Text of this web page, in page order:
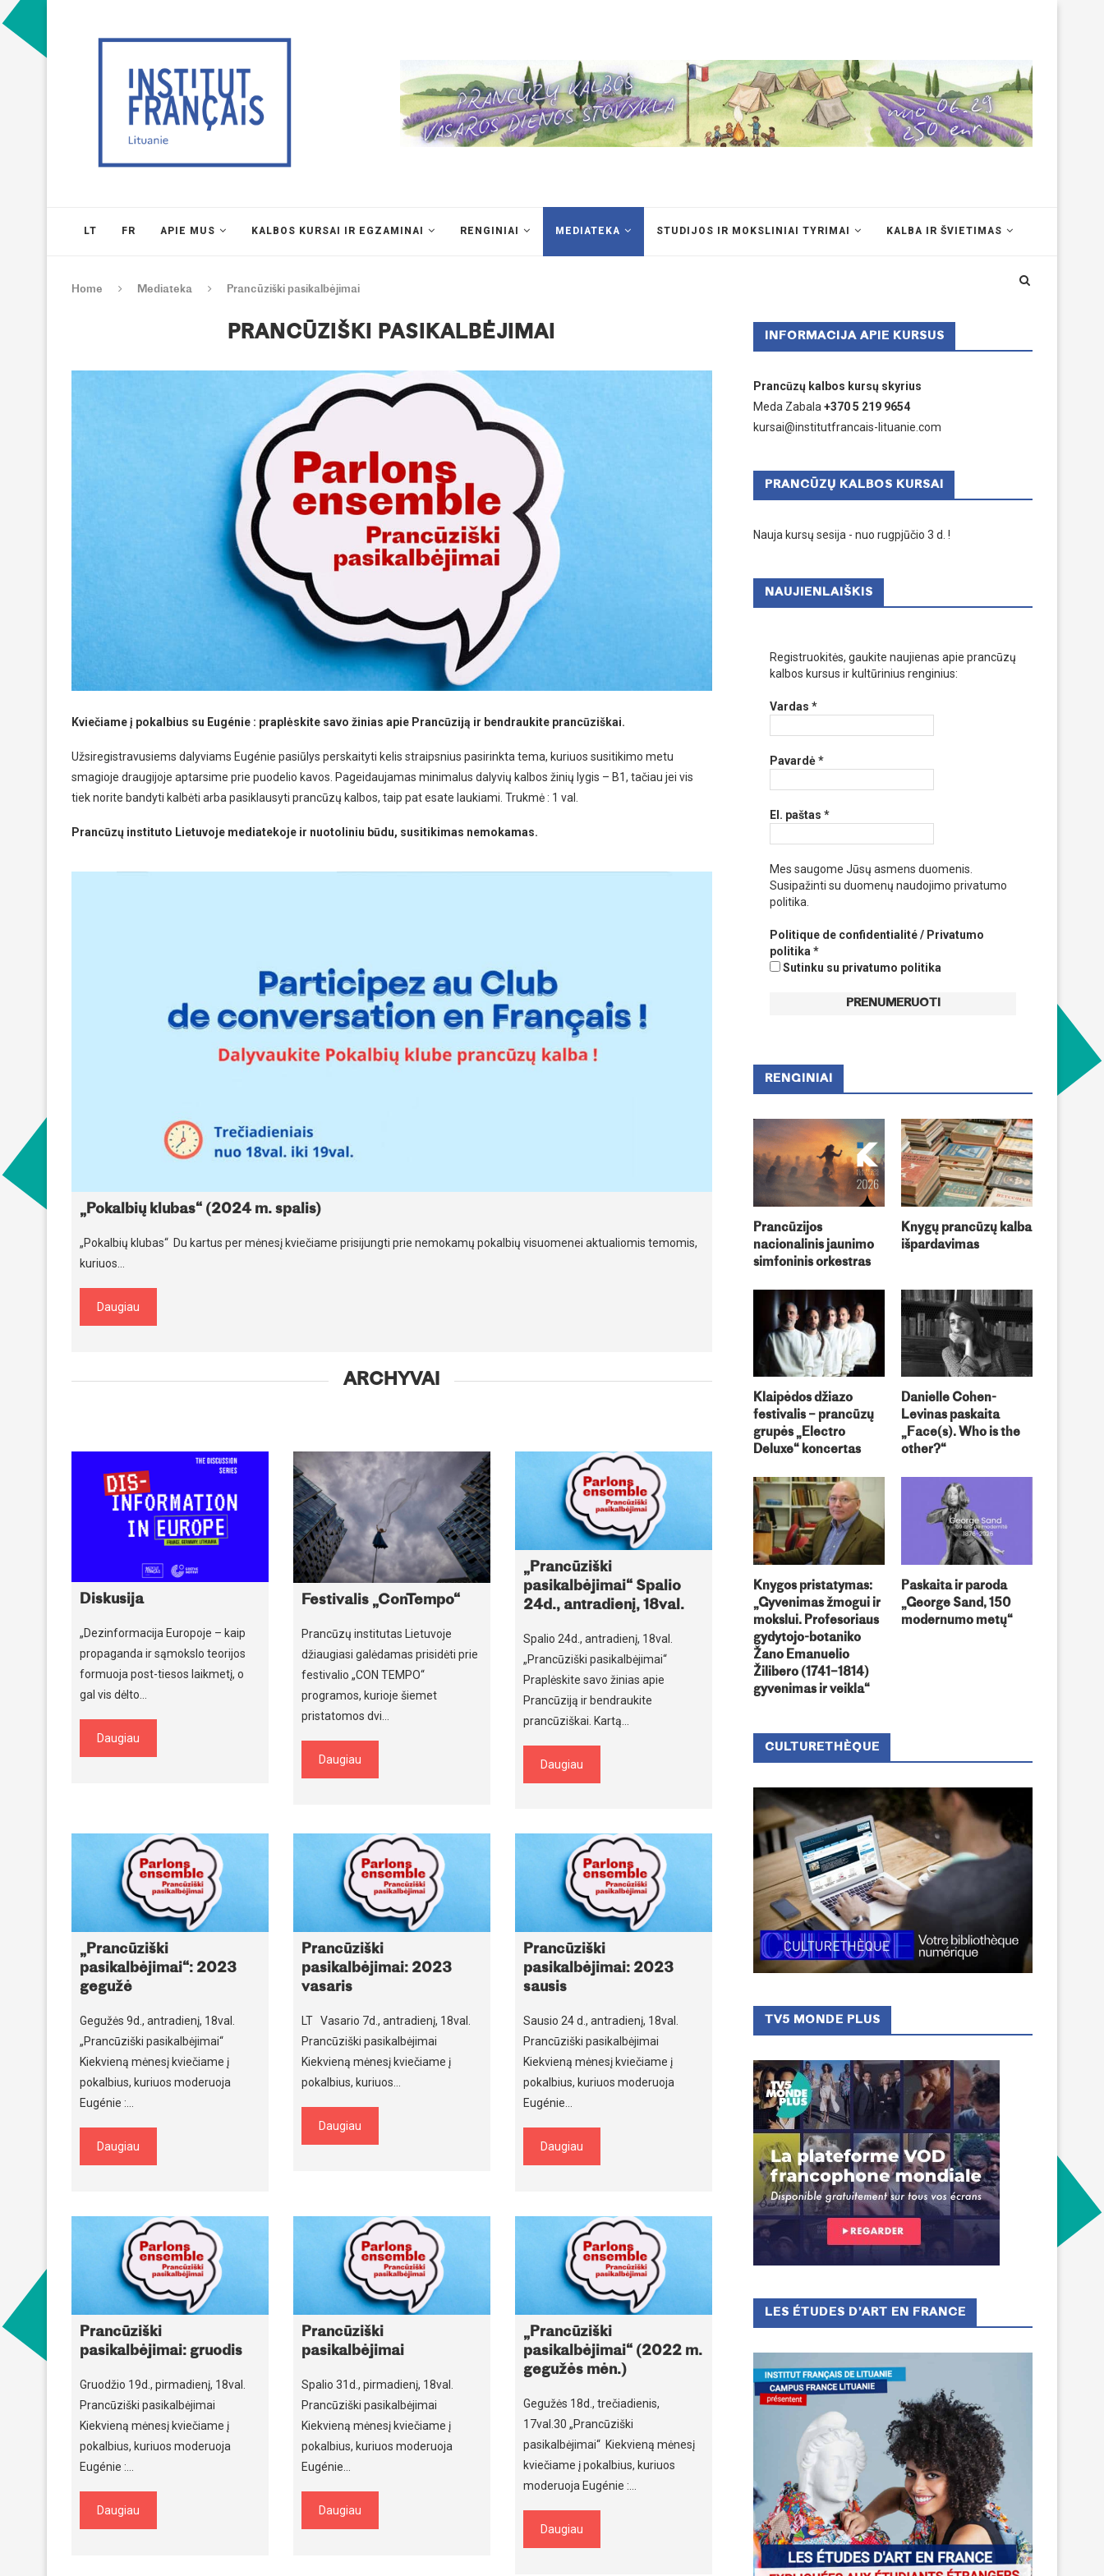
LT FR APIE MUS KALBOS KURSAI IR EGZAMINAI RENGINIAI MEDIATEKA STUDIJOS IR MOKSLINIAI TYRIMAI KALBA IR ŠVIETIMAS
Home Mediateka Prancūziški pasikalbėjimai
PRANCŪZIŠKI PASIKALBĖJIMAI
Kviečiame į pokalbius su Eugénie : praplėskite savo žinias apie Prancūziją ir bendraukite prancūziškai.
Užsiregistravusiems dalyviams Eugénie pasiūlys perskaityti kelis straipsnius pasirinkta tema, kuriuos susitikimo metu
smagioje draugijoje aptarsime prie puodelio kavos. Pageidaujamas minimalus dalyvių kalbos žinių lygis – B1, tačiau jei vis
tiek norite bandyti kalbėti arba pasiklausyti prancūzų kalbos, taip pat esate laukiami. Trukmė : 1 val.
Prancūzų instituto Lietuvoje mediatekoje ir nuotoliniu būdu, susitikimas nemokamas.
„Pokalbių klubas“ (2024 m. spalis)
„Pokalbių klubas“ Du kartus per mėnesį kviečiame prisijungti prie nemokamų pokalbių visuomenei aktualiomis temomis,
kuriuos…
Daugiau
ARCHYVAI
Diskusija
„Dezinformacija Europoje – kaip
propaganda ir sąmokslo teorijos
formuoja post-tiesos laikmetį, o
gal vis dėlto…
Daugiau
Festivalis „ConTempo“
Prancūzų institutas Lietuvoje
džiaugiasi galėdamas prisidėti prie
festivalio „CON TEMPO“
programos, kurioje šiemet
pristatomos dvi…
Daugiau
„Prancūziški
pasikalbėjimai“ Spalio
24d., antradienį, 18val.
Spalio 24d., antradienį, 18val.
„Prancūziški pasikalbėjimai“
Praplėskite savo žinias apie
Prancūziją ir bendraukite
prancūziškai. Kartą…
Daugiau
„Prancūziški
pasikalbėjimai“: 2023
gegužė
Gegužės 9d., antradienį, 18val.
„Prancūziški pasikalbėjimai“
Kiekvieną mėnesį kviečiame į
pokalbius, kuriuos moderuoja
Eugénie :…
Daugiau
Prancūziški
pasikalbėjimai: 2023
vasaris
LT Vasario 7d., antradienį, 18val.
Prancūziški pasikalbėjimai
Kiekvieną mėnesį kviečiame į
pokalbius, kuriuos…
Daugiau
Prancūziški
pasikalbėjimai: 2023
sausis
Sausio 24 d., antradienį, 18val.
Prancūziški pasikalbėjimai
Kiekvieną mėnesį kviečiame į
pokalbius, kuriuos moderuoja
Eugénie…
Daugiau
Prancūziški
pasikalbėjimai: gruodis
Gruodžio 19d., pirmadienį, 18val.
Prancūziški pasikalbėjimai
Kiekvieną mėnesį kviečiame į
pokalbius, kuriuos moderuoja
Eugénie :…
Daugiau
Prancūziški
pasikalbėjimai
Spalio 31d., pirmadienį, 18val.
Prancūziški pasikalbėjimai
Kiekvieną mėnesį kviečiame į
pokalbius, kuriuos moderuoja
Eugénie…
Daugiau
„Prancūziški
pasikalbėjimai“ (2022 m.
gegužės mėn.)
Gegužės 18d., trečiadienis,
17val.30 „Prancūziški
pasikalbėjimai“ Kiekvieną mėnesį
kviečiame į pokalbius, kuriuos
moderuoja Eugénie :…
Daugiau
INFORMACIJA APIE KURSUS
Prancūzų kalbos kursų skyrius
Meda Zabala +370 5 219 9654
kursai@institutfrancais-lituanie.com
PRANCŪZŲ KALBOS KURSAI
Nauja kursų sesija - nuo rugpjūčio 3 d. !
NAUJIENLAIŠKIS
Registruokitės, gaukite naujienas apie prancūzų
kalbos kursus ir kultūrinius renginius:
Vardas *
Pavardė*
El. paštas *
Mes saugome Jūsų asmens duomenis.
Susipažinti su duomenų naudojimo privatumo
politika.
Politique de confidentialité / Privatumo
politika *
Sutinku su privatumo politika
RENGINIAI
Prancūzijos
nacionalinis jaunimo
simfoninis orkestras
Knygų prancūzų kalba
išpardavimas
Klaipėdos džiazo
festivalis – prancūzų
grupės „Electro
Deluxe“ koncertas
Danielle Cohen-
Levinas paskaita
„Face(s). Who is the
other?“
Knygos pristatymas:
„Gyvenimas žmogui ir
mokslui. Profesoriaus
gydytojo-botaniko
Žano Emanuelio
Žilibero (1741–1814)
gyvenimas ir veikla“
Paskaita ir paroda
„George Sand, 150
modernumo metų“
CULTURETHÈQUE
TV5 MONDE PLUS
LES ÉTUDES D’ART EN FRANCE